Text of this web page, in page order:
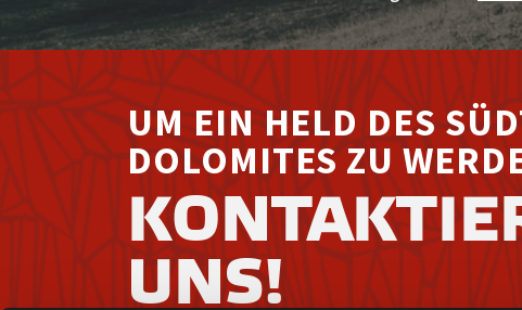
INSTITUTIONAL PARTNERS
WORLDWIDE PARTNER